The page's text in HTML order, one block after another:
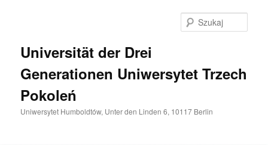
Universität der Drei
Generationen Uniwersytet Trzech
Pokoleń
Uniwersytet Humboldtów, Unter den Linden 6, 10117 Berlin